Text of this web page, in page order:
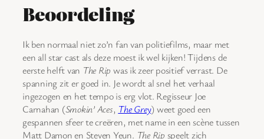
Beoordeling
Ik ben normaal niet zo’n fan van politiefilms, maar met
een all star cast als deze moest ik wel kijken! Tijdens de
eerste helft van The Rip was ik zeer positief verrast. De
spanning zit er goed in. Je wordt al snel het verhaal
ingezogen en het tempo is erg vlot. Regisseur Joe
Carnahan (Smokin’ Aces, The Grey) weet goed een
gespannen sfeer te creëren, met name in een scène tussen
Matt Damon en Steven Yeun. The Rip speelt zich